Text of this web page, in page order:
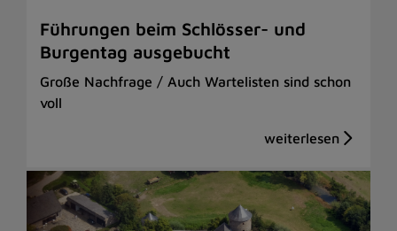
Führungen beim Schlösser- und
Burgentag ausgebucht
Große Nachfrage / Auch Wartelisten sind schon
voll